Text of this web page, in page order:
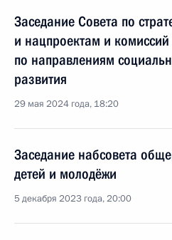
Заседание Совета по
и нацпроектам и комиссий
по направлениям
развития
29 мая 2024 года, 18:20
Заседание набсовета
детей и молодёжи
5 декабря 2023 года, 20:00